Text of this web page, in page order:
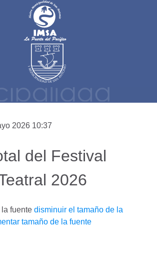
2026 10:37
del Festival
2026
fuente disminuir el tamaño de la
tamaño de la fuente